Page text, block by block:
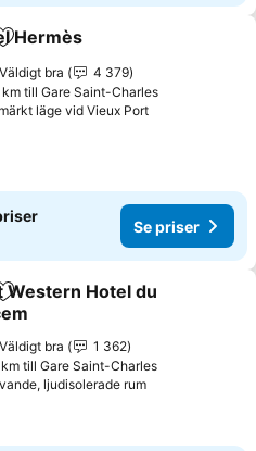
Lägg till i Mina Favoriter
Hermès
Väldigt bra
4 379
km till Gare Saint-Charles
läge vid Vieux Port
Se priser
Lägg till i Mina Favoriter
Western Hotel du
Väldigt bra
1 362
km till Gare Saint-Charles
ljudisolerade rum